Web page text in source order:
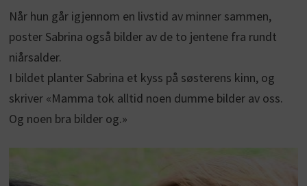
Når hun går igjennom en livstid av minner sammen,
poster Sabrina også bilder av de to jentene fra rundt
niårsalder.
I bildet planter Sabrina et kyss på søsterens kinn, og
skriver «Mamma tok alltid noen dumme bilder av oss.
Og noen bra bilder og.»